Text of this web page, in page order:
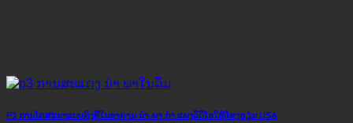
P3 ການໂຄສະນາແບບຄົງທີ່ໃນອາຄານ ນຳ ພາ ກຳ ແພງວິດີໂອໃຫ້ໂຮງຮຽນ USA